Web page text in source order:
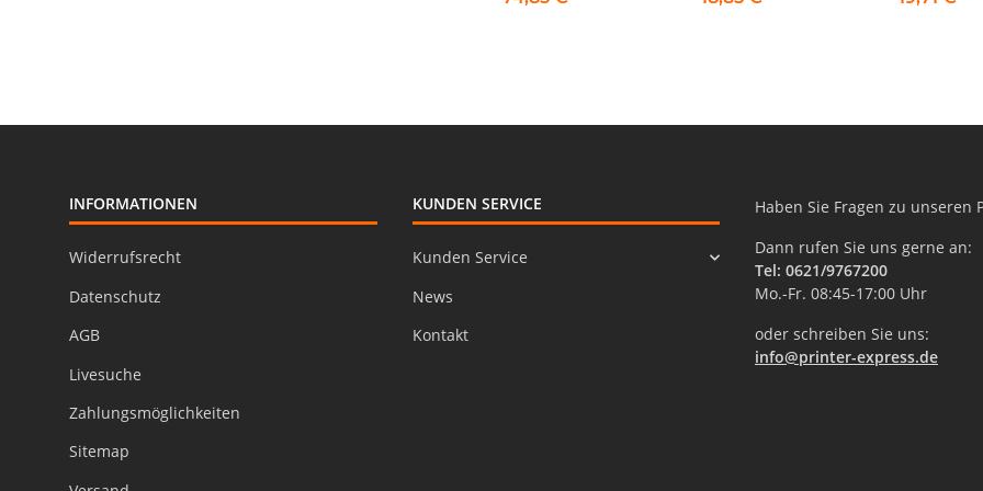
INFORMATIONEN
Widerrufsrecht
Datenschutz
AGB
Livesuche
Zahlungsmöglichkeiten
Sitemap
KUNDEN SERVICE
Kunden Service
News
Kontakt
Haben Sie Fragen zu unseren
Dann rufen Sie uns gerne an:
Tel: 0621/9767200
Mo.-Fr. 08:45-17:00 Uhr
oder schreiben Sie uns:
info@printer-express.de